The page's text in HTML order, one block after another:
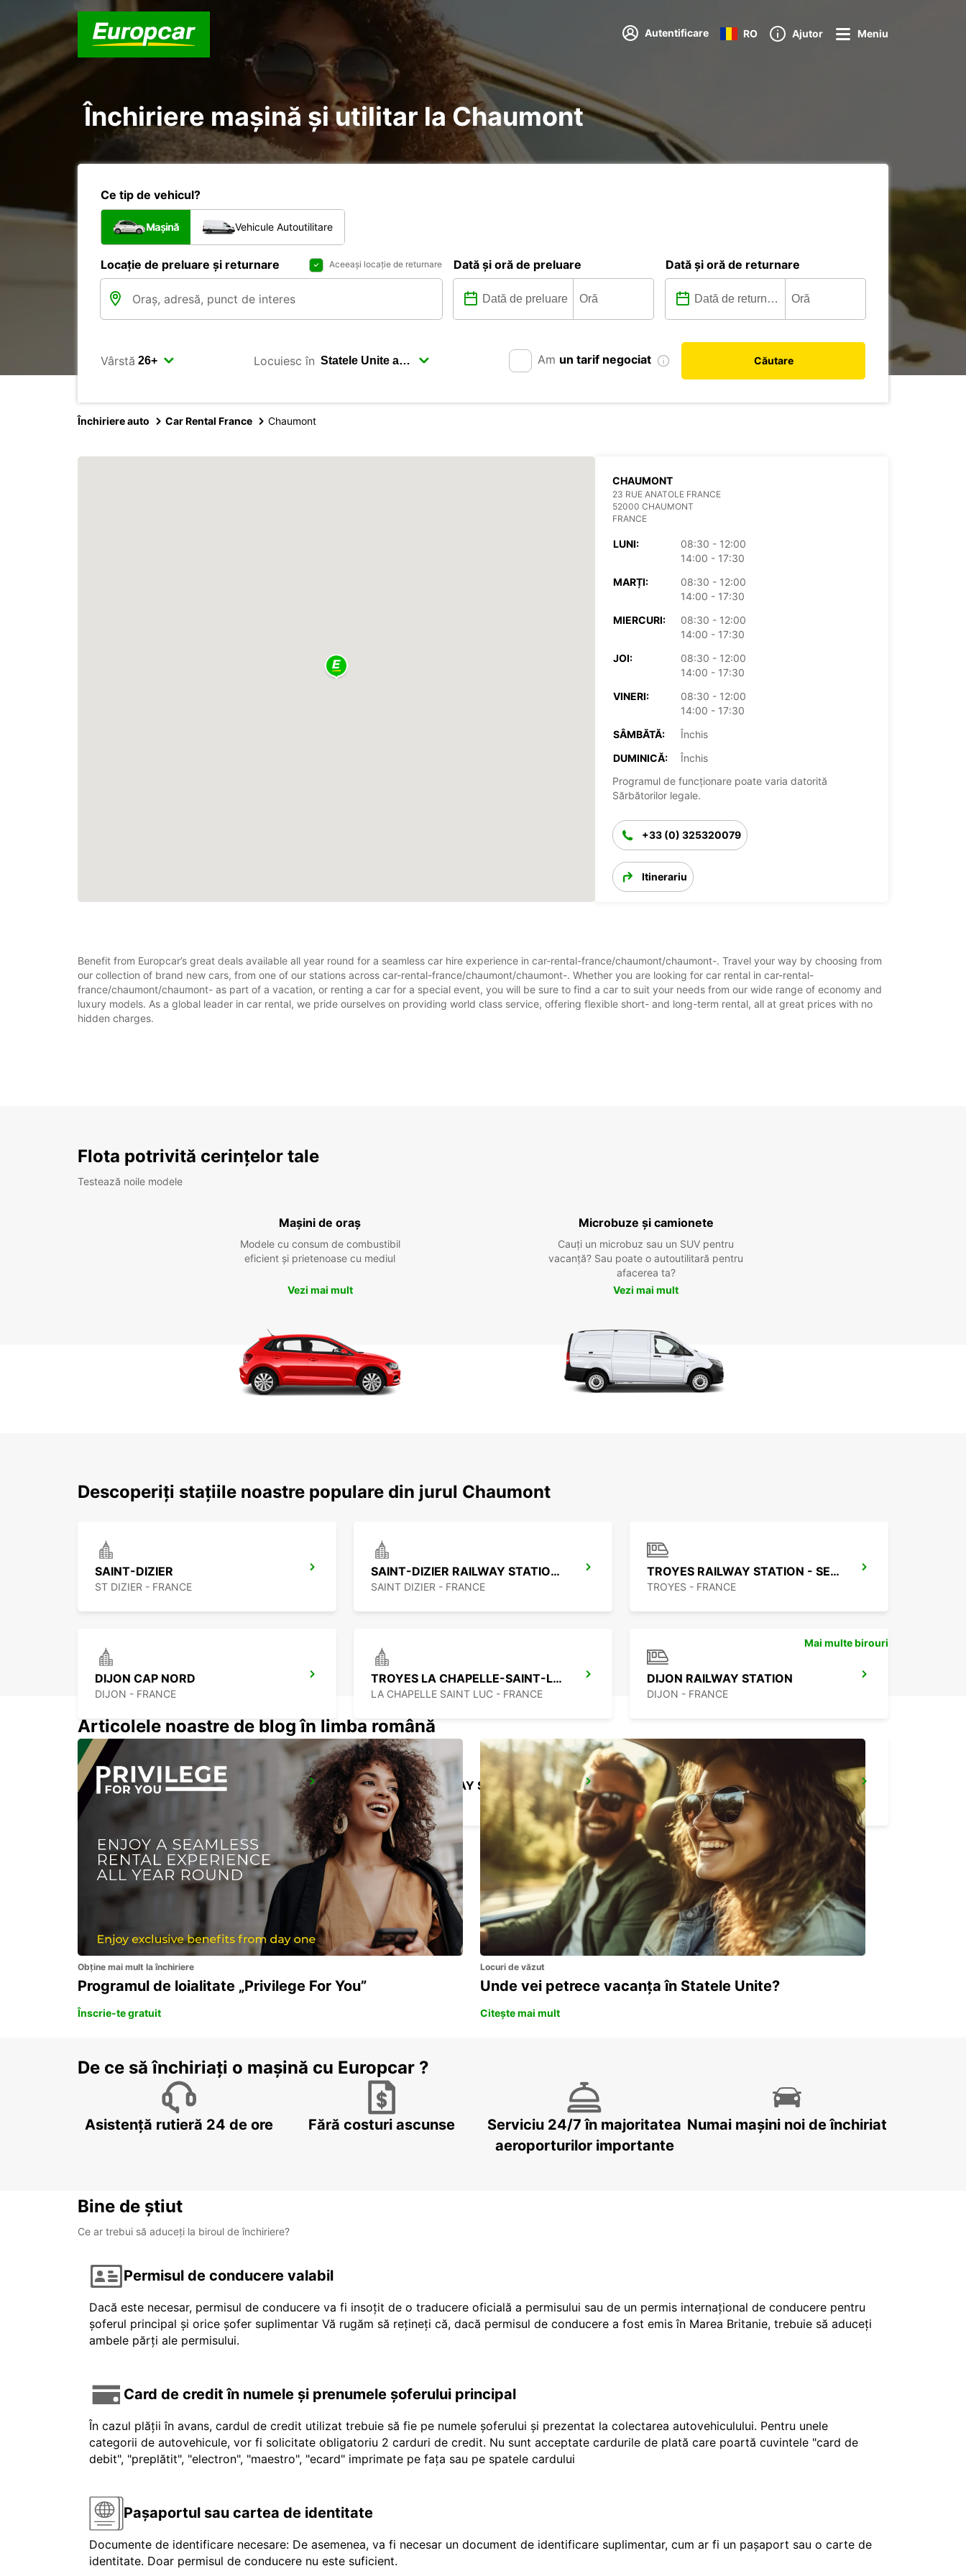
Autentificare RO Ajutor Meniu
Închiriere mașină și utilitar la Chaumont
Ce tip de vehicul?
Mașină Vehicule Autoutilitare
Locație de preluare și returnare Aceeași locație de returnare Dată și oră de preluare Dată și oră de returnare
Vârstă Locuiesc în Am un tarif negociat Căutare
Închiriere auto Car Rental France Chaumont
CHAUMONT
23 RUE ANATOLE FRANCE
52000 CHAUMONT
FRANCE
LUNI:
08:30 - 12:00
14:00 - 17:30
MARȚI:
08:30 - 12:00
14:00 - 17:30
MIERCURI:
08:30 - 12:00
14:00 - 17:30
JOI:
08:30 - 12:00
14:00 - 17:30
VINERI:
08:30 - 12:00
14:00 - 17:30
SÂMBĂTĂ:
Închis
DUMINICĂ:
Închis
Programul de funcționare poate varia datorită
Sărbătorilor legale.
+33 (0) 325320079
Itinerariu
Benefit from Europcar’s great deals available all year round for a seamless car hire experience in car-rental-france/chaumont/chaumont-. Travel your way by choosing from
our collection of brand new cars, from one of our stations across car-rental-france/chaumont/chaumont-. Whether you are looking for car rental in car-rental-
france/chaumont/chaumont- as part of a vacation, or renting a car for a special event, you will be sure to find a car to suit your needs from our wide range of economy and
luxury models. As a global leader in car rental, we pride ourselves on providing world class service, offering flexible short- and long-term rental, all at great prices with no
hidden charges.
Flota potrivită cerințelor tale
Testează noile modele
Mașini de oraș
Modele cu consum de combustibil
eficient și prietenoase cu mediul
Vezi mai mult
Microbuze și camionete
Cauți un microbuz sau un SUV pentru
vacanță? Sau poate o autoutilitară pentru
afacerea ta?
Vezi mai mult
Descoperiți stațiile noastre populare din jurul Chaumont
SAINT-DIZIER
ST DIZIER - FRANCE
SAINT-DIZIER RAILWAY STATION - SERVICE POINT
SAINT DIZIER - FRANCE
TROYES RAILWAY STATION - SERVICE POINT
TROYES - FRANCE
DIJON CAP NORD
DIJON - FRANCE
TROYES LA CHAPELLE-SAINT-LUC
LA CHAPELLE SAINT LUC - FRANCE
DIJON RAILWAY STATION
DIJON - FRANCE
VESOUL
NOIDANS LES VESOUL - FRANCE
VESOUL RAILWAY STATION - SERVICE POINT
VESOUL - FRANCE
EPINAL RAILWAY STATION - SERVICE POINT
EPINAL - FRANCE
Mai multe birouri
Articolele noastre de blog în limba română
Obține mai mult la închiriere
Programul de loialitate „Privilege For You”
Înscrie-te gratuit
Locuri de văzut
Unde vei petrece vacanța în Statele Unite?
Citește mai mult
De ce să închiriați o mașină cu Europcar ?
Asistență rutieră 24 de ore Fără costuri ascunse
Serviciu 24/7 în majoritatea
aeroporturilor importante
Numai mașini noi de închiriat
Bine de știut
Ce ar trebui să aduceți la biroul de închiriere?
Permisul de conducere valabil
Dacă este necesar, permisul de conducere va fi insoțit de o traducere oficială a permisului sau de un permis internațional de conducere pentru
șoferul principal și orice șofer suplimentar Vă rugăm să rețineți că, dacă permisul de conducere a fost emis în Marea Britanie, trebuie să aduceți
ambele părți ale permisului.
Card de credit în numele și prenumele șoferului principal
În cazul plății în avans, cardul de credit utilizat trebuie să fie pe numele șoferului și prezentat la colectarea autovehiculului. Pentru unele
categorii de autovehicule, vor fi solicitate obligatoriu 2 carduri de credit. Nu sunt acceptate cardurile de plată care poartă cuvintele "card de
debit", "preplătit", "electron", "maestro", "ecard" imprimate pe fața sau pe spatele cardului
Pașaportul sau cartea de identitate
Documente de identificare necesare: De asemenea, va fi necesar un document de identificare suplimentar, cum ar fi un pașaport sau o carte de
identitate. Doar permisul de conducere nu este suficient.